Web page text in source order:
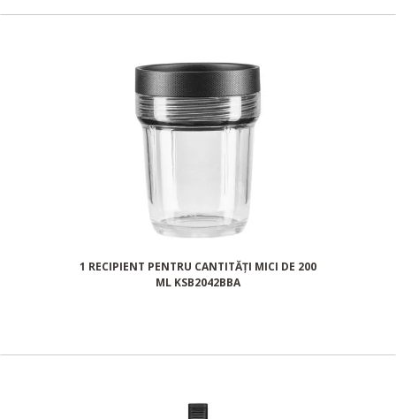
1 RECIPIENT PENTRU CANTITĂȚI MICI DE 200
ML KSB2042BBA